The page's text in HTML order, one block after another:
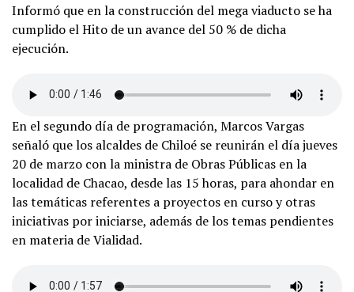
Informó que en la construcción del mega viaducto se ha
cumplido el Hito de un avance del 50 % de dicha
ejecución.
En el segundo día de programación, Marcos Vargas
señaló que los alcaldes de Chiloé se reunirán el día jueves
20 de marzo con la ministra de Obras Públicas en la
localidad de Chacao, desde las 15 horas, para ahondar en
las temáticas referentes a proyectos en curso y otras
iniciativas por iniciarse, además de los temas pendientes
en materia de Vialidad.